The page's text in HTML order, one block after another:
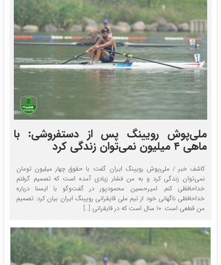
ملی‌پوش رویینگ پس از دستفروشی: با
ماهی ۴ میلیون نمی‌توان زندگی کرد
کاشف خبر / ملی‌پوش رویینگ ایران گفت: با حقوق چهار میلیون تومان
نمی‌توان زندگی کرد و به من فشار زیادی آمده است که تصمیم گرفتم
خداحافظی کنم. امیرحسین محمودپور در گفت‌وگو با ایسنا درباره
خداحافظی ناگهانی خود از تیم ملی قایقرانی رویینگ ایران بیان کرد: تصمیم
من قطعی است. ۱۰ سال است که در قایقرانی […]